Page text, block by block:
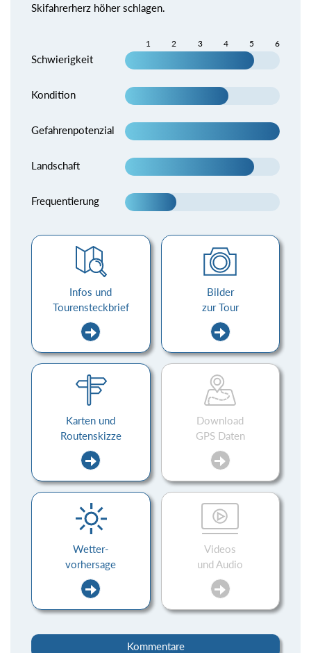
Skifahrerherz höher schlagen.
1 2 3 4 5 6
Schwierigkeit
Kondition
Gefahrenpotenzial
Landschaft
Frequentierung
Infos und
Tourensteckbrief
Bilder
zur Tour
Karten und
Routenskizze
Download
GPS Daten
Wetter-
vorhersage
Videos
und Audio
Kommentare